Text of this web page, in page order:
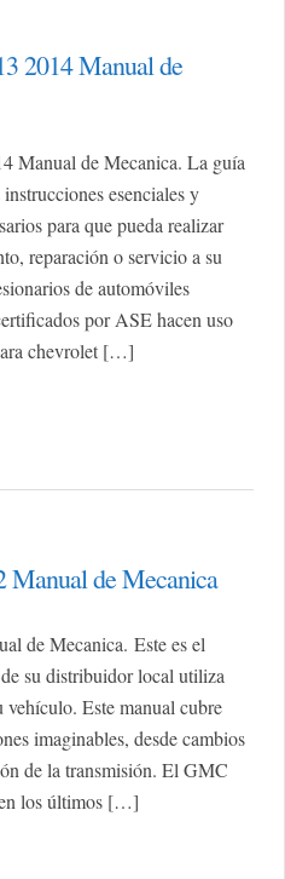
2014 Manual de
Manual de Mecanica. La guía
esenciales y
para que pueda realizar
reparación o servicio a su
de automóviles
por ASE hacen uso
chevrolet […]
Manual de Mecanica
de Mecanica. Este es el
su distribuidor local utiliza
vehículo. Este manual cubre
imaginables, desde cambios
de la transmisión. El GMC
los últimos […]